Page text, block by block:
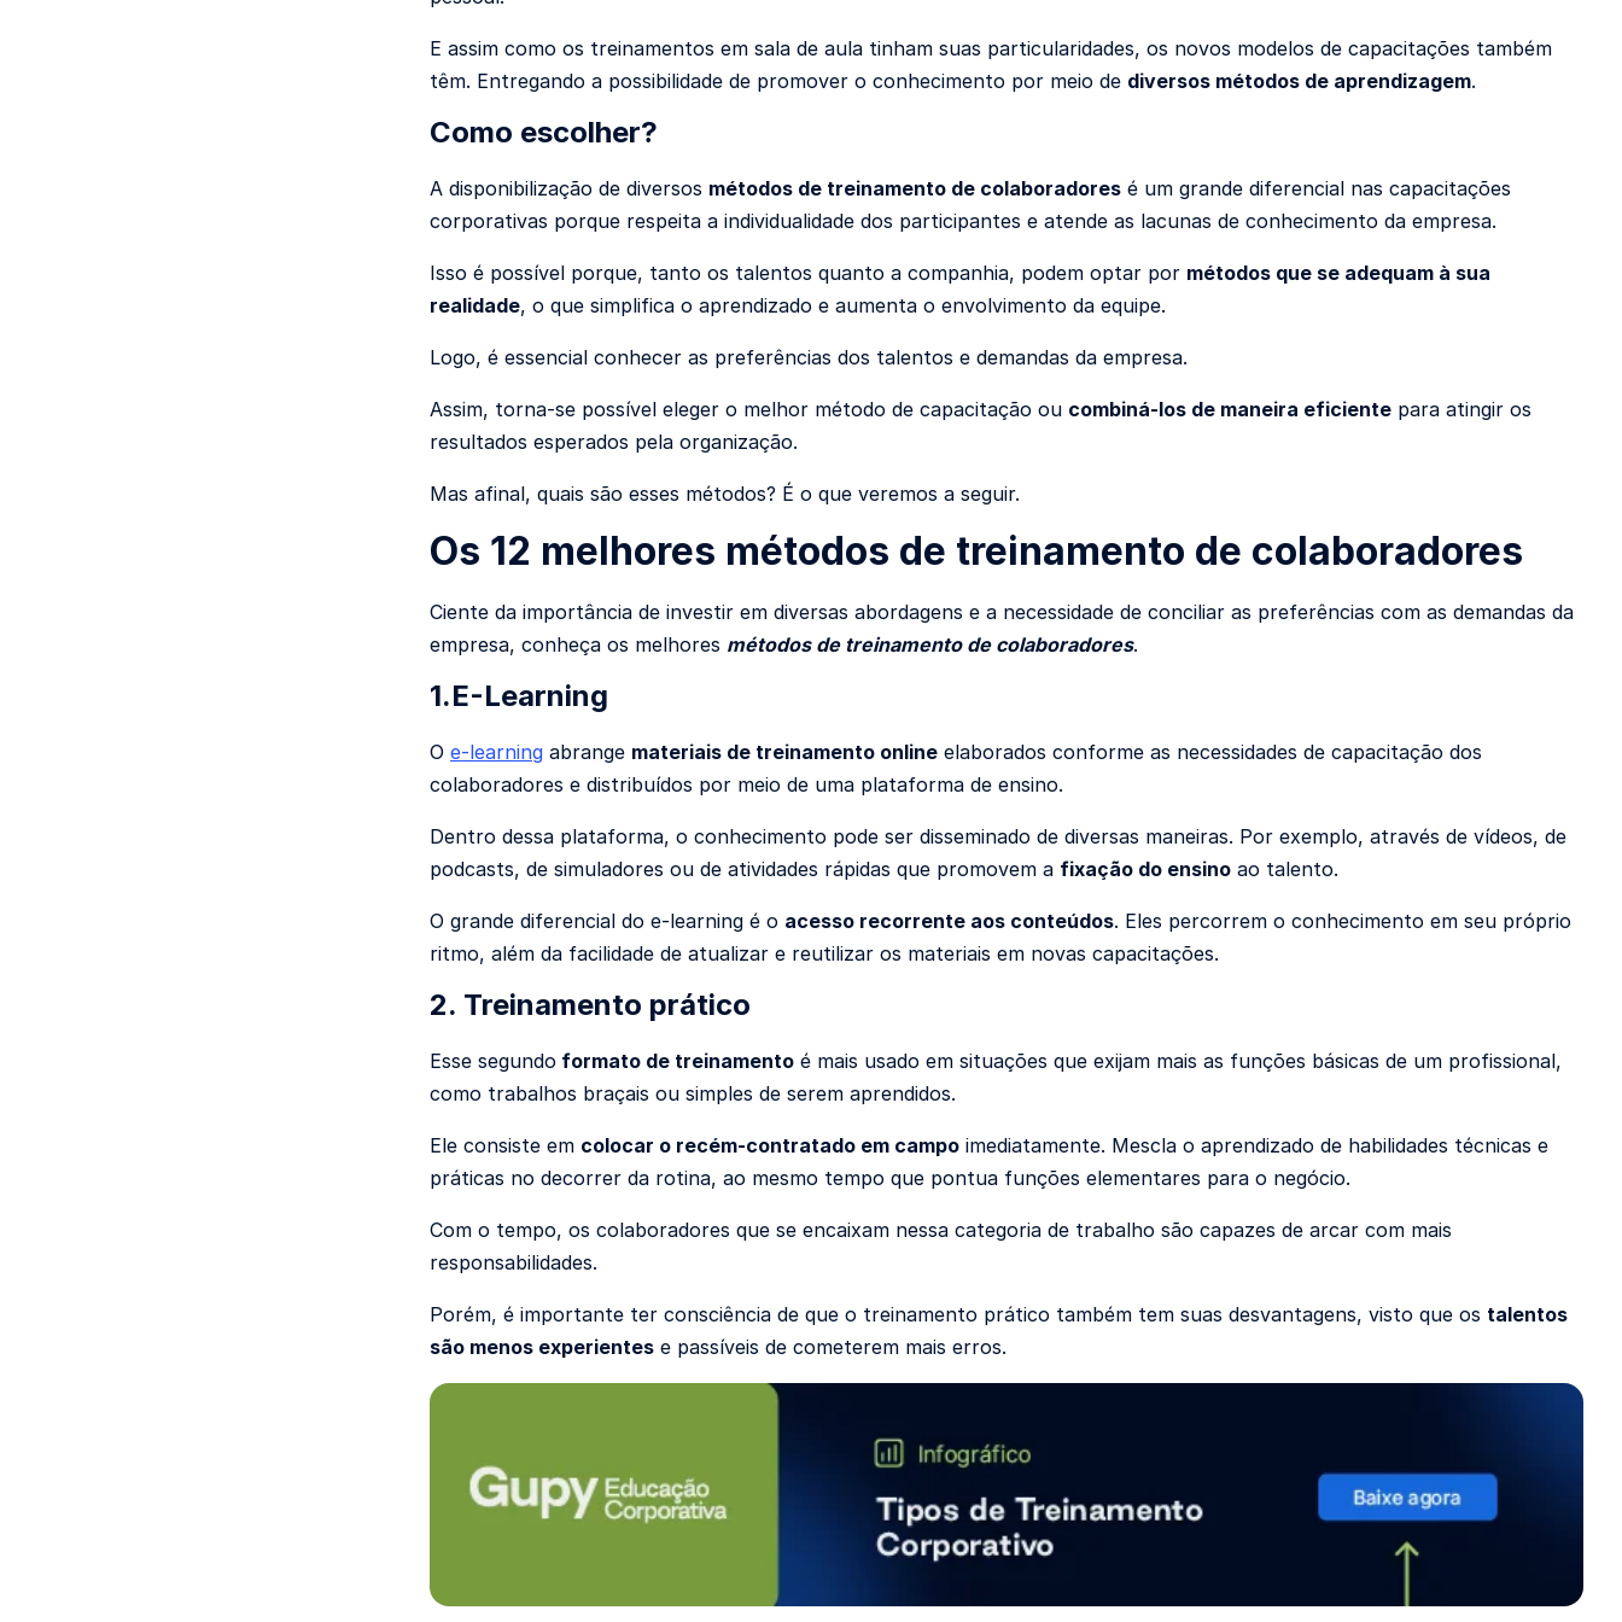
E assim como os treinamentos em sala de aula tinham suas particularidades, os novos modelos de capacitações também
têm. Entregando a possibilidade de promover o conhecimento por meio de diversos métodos de aprendizagem.
Como escolher?
A disponibilização de diversos métodos de treinamento de colaboradores é um grande diferencial nas capacitações
corporativas porque respeita a individualidade dos participantes e atende as lacunas de conhecimento da empresa.
Isso é possível porque, tanto os talentos quanto a companhia, podem optar por métodos que se adequam à sua
realidade, o que simplifica o aprendizado e aumenta o envolvimento da equipe.
Logo, é essencial conhecer as preferências dos talentos e demandas da empresa.
Assim, torna-se possível eleger o melhor método de capacitação ou combiná-los de maneira eficiente para atingir os
resultados esperados pela organização.
Mas afinal, quais são esses métodos? É o que veremos a seguir.
Os 12 melhores métodos de treinamento de colaboradores
Ciente da importância de investir em diversas abordagens e a necessidade de conciliar as preferências com as demandas da
empresa, conheça os melhores métodos de treinamento de colaboradores.
1.E-Learning
O e-learning abrange materiais de treinamento online elaborados conforme as necessidades de capacitação dos
colaboradores e distribuídos por meio de uma plataforma de ensino.
Dentro dessa plataforma, o conhecimento pode ser disseminado de diversas maneiras. Por exemplo, através de vídeos, de
podcasts, de simuladores ou de atividades rápidas que promovem a fixação do ensino ao talento.
O grande diferencial do e-learning é o acesso recorrente aos conteúdos. Eles percorrem o conhecimento em seu próprio
ritmo, além da facilidade de atualizar e reutilizar os materiais em novas capacitações.
2. Treinamento prático
Esse segundo formato de treinamento é mais usado em situações que exijam mais as funções básicas de um profissional,
como trabalhos braçais ou simples de serem aprendidos.
Ele consiste em colocar o recém-contratado em campo imediatamente. Mescla o aprendizado de habilidades técnicas e
práticas no decorrer da rotina, ao mesmo tempo que pontua funções elementares para o negócio.
Com o tempo, os colaboradores que se encaixam nessa categoria de trabalho são capazes de arcar com mais
responsabilidades.
Porém, é importante ter consciência de que o treinamento prático também tem suas desvantagens, visto que os talentos
são menos experientes e passíveis de cometerem mais erros.